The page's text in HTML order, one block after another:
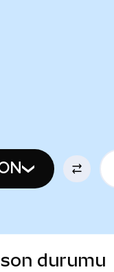
durumu